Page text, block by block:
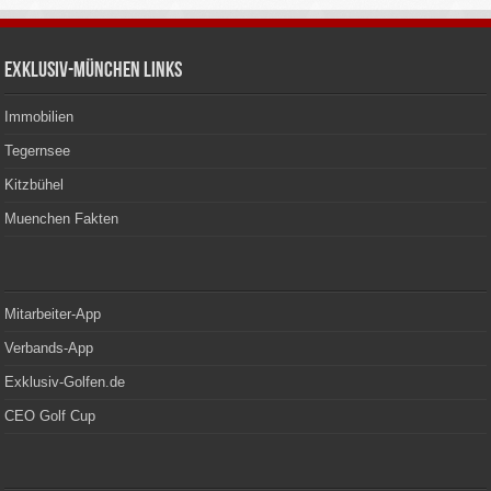
Exklusiv-München Links
Immobilien
Tegernsee
Kitzbühel
Muenchen Fakten
Mitarbeiter-App
Verbands-App
Exklusiv-Golfen.de
CEO Golf Cup